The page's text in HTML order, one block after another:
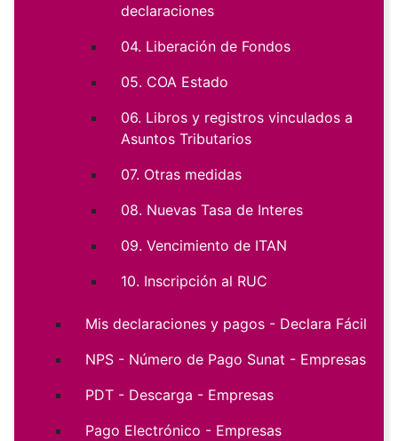
declaraciones
04. Liberación de Fondos
05. COA Estado
06. Libros y registros vinculados a
Asuntos Tributarios
07. Otras medidas
08. Nuevas Tasa de Interes
09. Vencimiento de ITAN
10. Inscripción al RUC
Mis declaraciones y pagos - Declara Fácil
NPS - Número de Pago Sunat - Empresas
PDT - Descarga - Empresas
Pago Electrónico - Empresas